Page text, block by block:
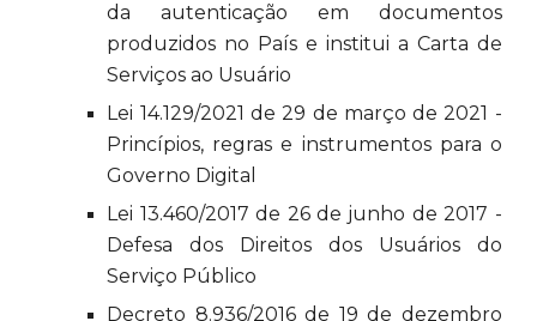
da autenticação em documentos
produzidos no País e institui a Carta de
Serviços ao Usuário
Lei 14.129/2021 de 29 de março de 2021 -
Princípios, regras e instrumentos para o
Governo Digital
Lei 13.460/2017 de 26 de junho de 2017 -
Defesa dos Direitos dos Usuários do
Serviço Público
Decreto 8.936/2016 de 19 de dezembro